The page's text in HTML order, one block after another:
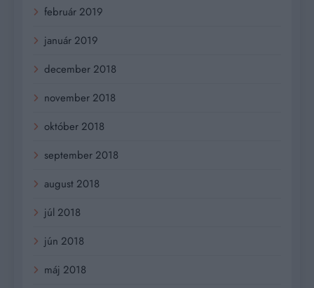
február 2019
január 2019
december 2018
november 2018
október 2018
september 2018
august 2018
júl 2018
jún 2018
máj 2018